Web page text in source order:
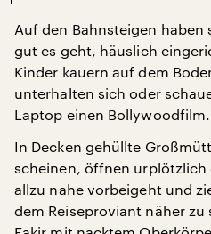
Auf den Bahnsteigen haben
gut es geht, häuslich
Kinder kauern auf dem
unterhalten sich oder
Laptop einen Bollywoodfilm.
In Decken gehüllte
scheinen, öffnen urplötzlich
allzu nahe vorbeigeht und
dem Reiseproviant näher zu